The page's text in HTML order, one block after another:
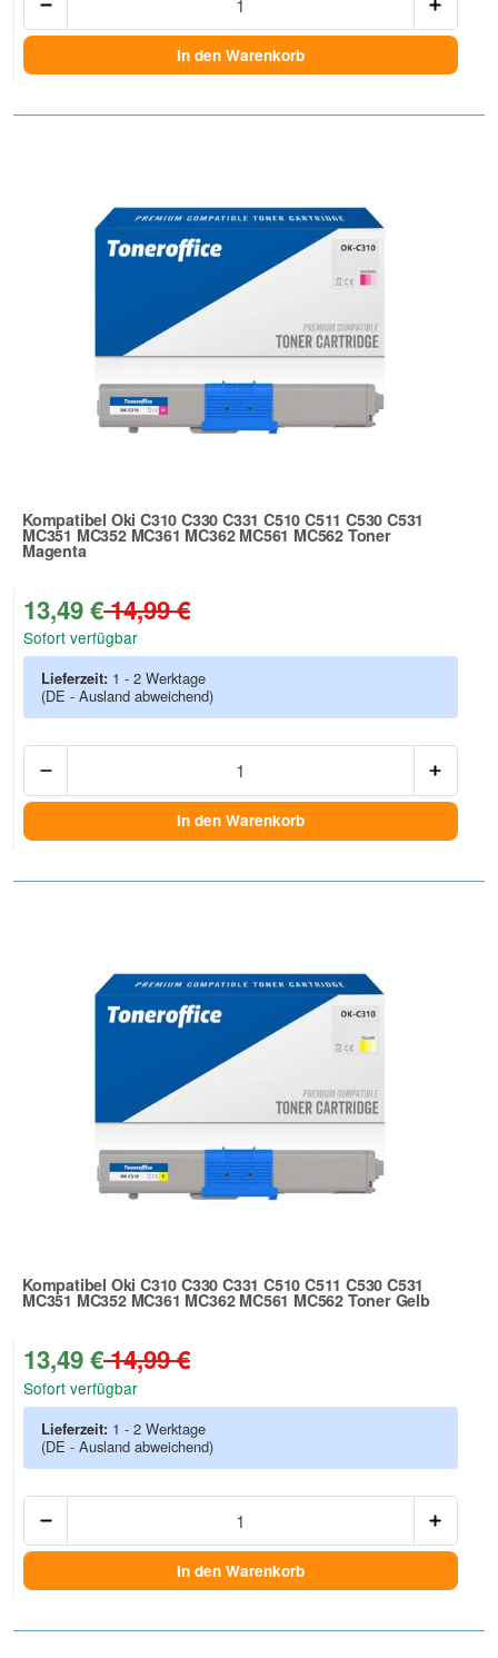
In den Warenkorb
Kompatibel Oki C310 C330 C331 C510 C511 C530 C531
MC351 MC352 MC361 MC362 MC561 MC562 Toner
Magenta
Zur Artikelbewertung
13,49 €14,99 €
Sofort verfügbar
Lieferzeit: 1 - 2 Werktage
(DE - Ausland abweichend)
In den Warenkorb
Kompatibel Oki C310 C330 C331 C510 C511 C530 C531
MC351 MC352 MC361 MC362 MC561 MC562 Toner Gelb
13,49 €14,99 €
Sofort verfügbar
Lieferzeit: 1 - 2 Werktage
(DE - Ausland abweichend)
In den Warenkorb